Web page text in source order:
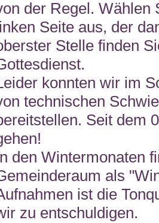
der Regel. Wählen
Seite aus, der
Stelle finden
konnten wir im
technischen
Seit dem
den Wintermonaten
als
ist die
zu entschuldigen.